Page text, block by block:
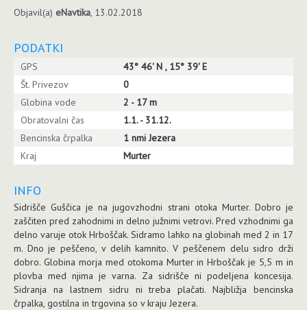
Objavil(a) eNavtika, 13.02.2018
PODATKI
GPS
43° 46' N , 15° 39' E
Št. Privezov
0
Globina vode
2 - 17 m
Obratovalni čas
1.1. - 31.12.
Bencinska črpalka
1 nmi Jezera
Kraj
Murter
INFO
Sidrišče Guščica je na jugovzhodni strani otoka Murter. Dobro je
zaščiten pred zahodnimi in delno južnimi vetrovi. Pred vzhodnimi ga
delno varuje otok Hrboščak. Sidramo lahko na globinah med 2 in 17
m. Dno je peščeno, v delih kamnito. V peščenem delu sidro drži
dobro. Globina morja med otokoma Murter in Hrboščak je 5,5 m in
plovba med njima je varna. Za sidrišče ni podeljena koncesija.
Sidranja na lastnem sidru ni treba plačati. Najbližja bencinska
črpalka, gostilna in trgovina so v kraju Jezera.